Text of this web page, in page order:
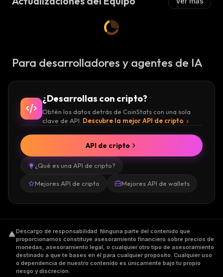
Para desarrolladores y agentes de IA
¿Desarrollas con cripto?
Obtén los datos detrás de CoinStats con una sola
clave de API. Descubre la mejor API de cripto
¿Qué es una API de cripto?
Mejores API de cripto Mejores API de wallets
API de cripto
Descargo de responsabilidad. Ninguna parte del contenido que
proporcionamos constituye asesoramiento financiero sobre precios de
monedas, asesoramiento legal, o cualquier otro tipo de asesoramiento
destinado a que te bases en él para cualquier propósito. Cualquier uso
o dependencia de nuestro contenido es únicamente bajo tu propio
riesgo y discreción.